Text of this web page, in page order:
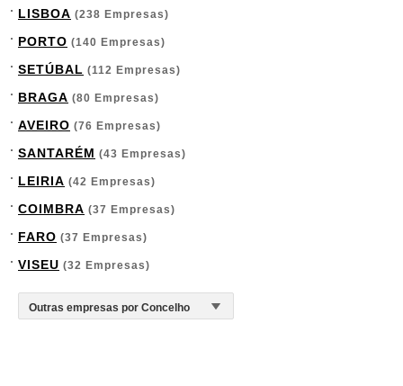
LISBOA (238 Empresas)
PORTO (140 Empresas)
SETÚBAL (112 Empresas)
BRAGA (80 Empresas)
AVEIRO (76 Empresas)
SANTARÉM (43 Empresas)
LEIRIA (42 Empresas)
COIMBRA (37 Empresas)
FARO (37 Empresas)
VISEU (32 Empresas)